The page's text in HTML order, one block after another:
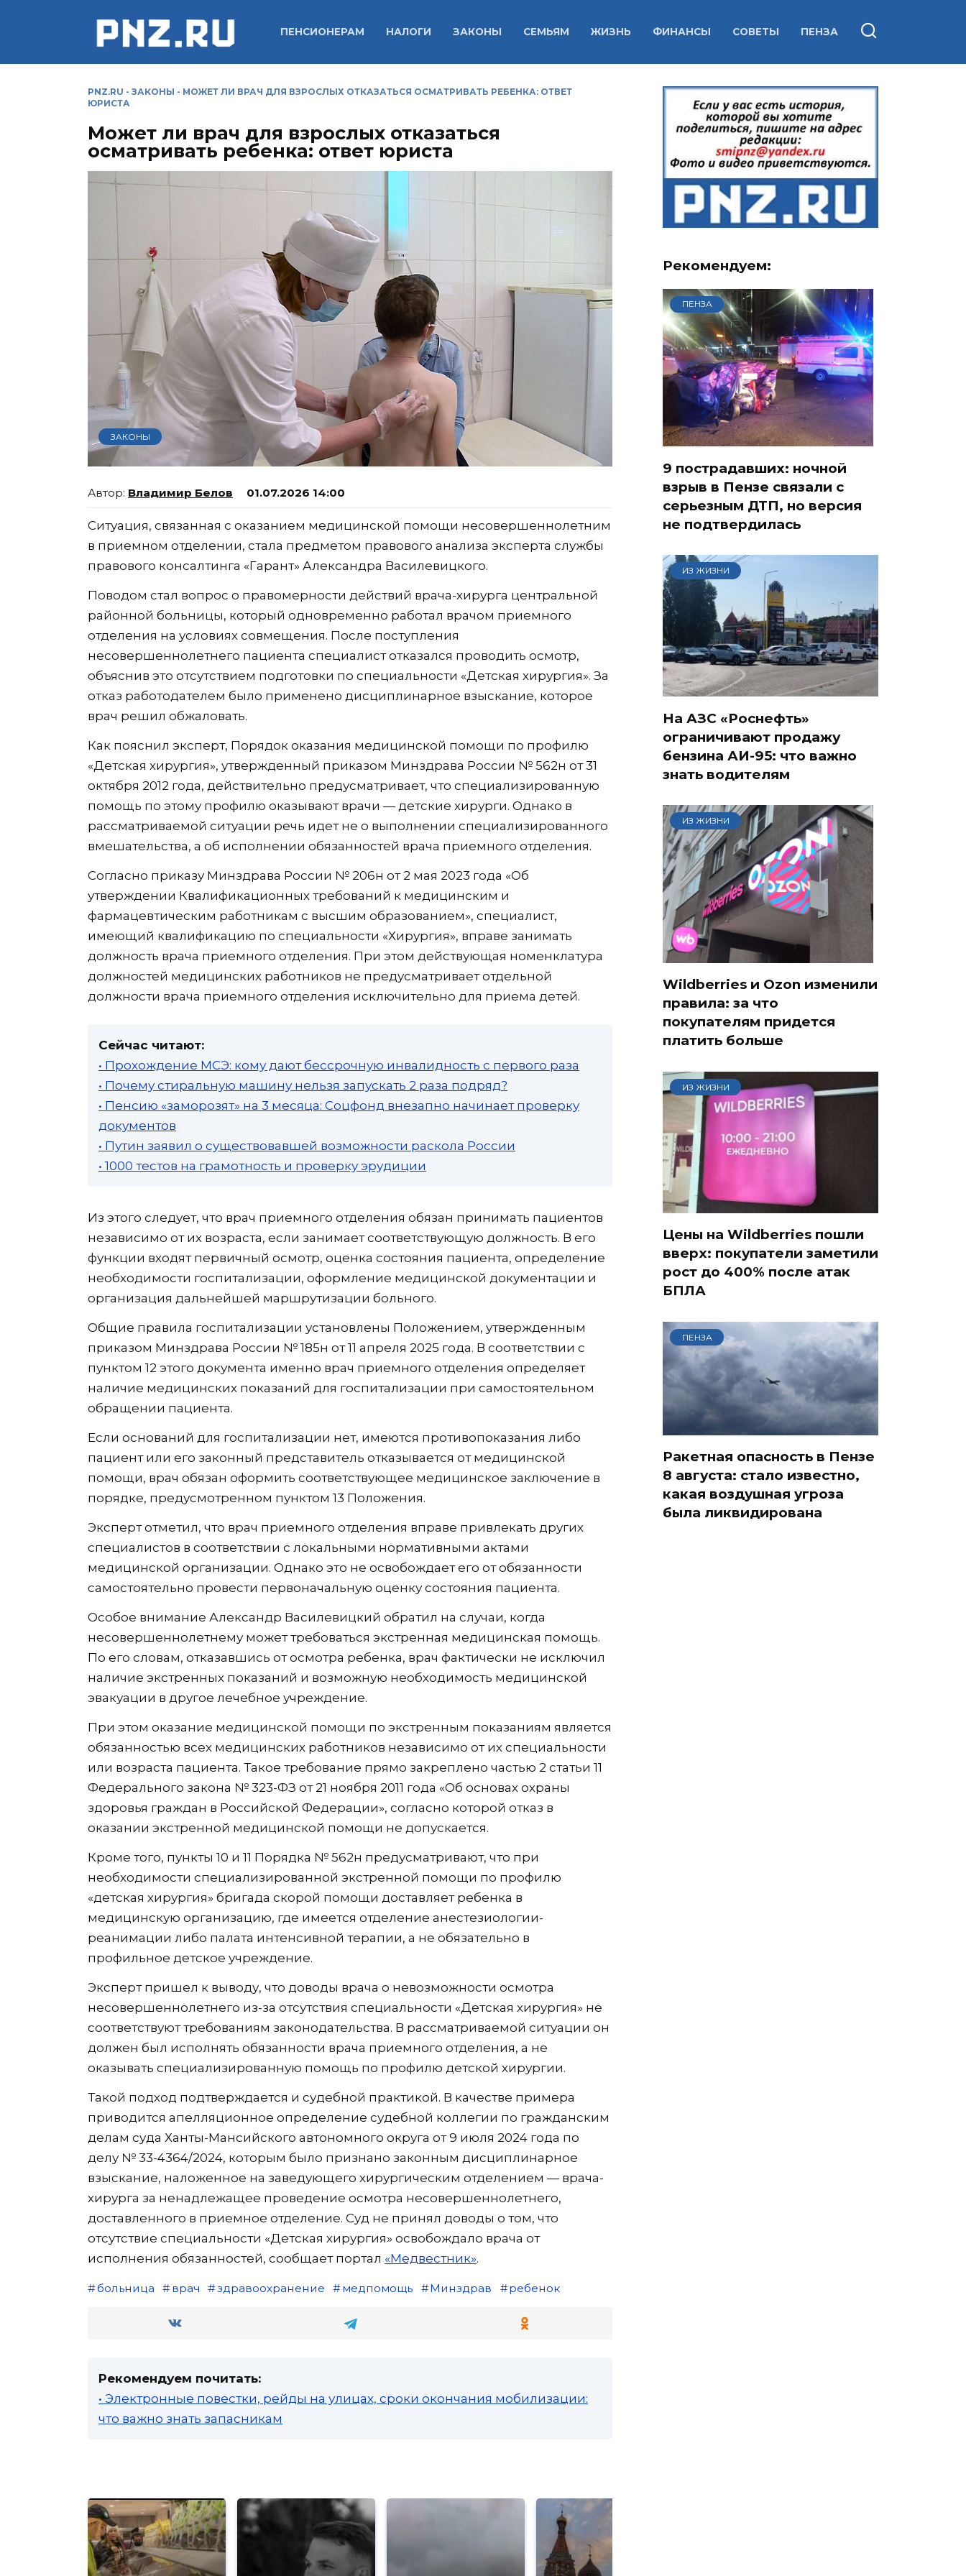
ПЕНСИОНЕРАМ НАЛОГИ ЗАКОНЫ СЕМЬЯМ ЖИЗНЬ ФИНАНСЫ СОВЕТЫ ПЕНЗА
PNZ.RU - ЗАКОНЫ - МОЖЕТ ЛИ ВРАЧ ДЛЯ ВЗРОСЛЫХ ОТКАЗАТЬСЯ ОСМАТРИВАТЬ РЕБЕНКА: ОТВЕТ
ЮРИСТА
Может ли врач для взрослых отказаться
осматривать ребенка: ответ юриста
ЗАКОНЫ
Владимир Белов 01.07.2026 14:00
Ситуация, связанная с оказанием медицинской помощи несовершеннолетним
в приемном отделении, стала предметом правового анализа эксперта службы
правового консалтинга «Гарант» Александра Василевицкого.
Поводом стал вопрос о правомерности действий врача-хирурга центральной
районной больницы, который одновременно работал врачом приемного
отделения на условиях совмещения. После поступления
несовершеннолетнего пациента специалист отказался проводить осмотр,
объяснив это отсутствием подготовки по специальности «Детская хирургия». За
отказ работодателем было применено дисциплинарное взыскание, которое
врач решил обжаловать.
Как пояснил эксперт, Порядок оказания медицинской помощи по профилю
«Детская хирургия», утвержденный приказом Минздрава России № 562н от 31
октября 2012 года, действительно предусматривает, что специализированную
помощь по этому профилю оказывают врачи — детские хирурги. Однако в
рассматриваемой ситуации речь идет не о выполнении специализированного
вмешательства, а об исполнении обязанностей врача приемного отделения.
Согласно приказу Минздрава России № 206н от 2 мая 2023 года «Об
утверждении Квалификационных требований к медицинским и
фармацевтическим работникам с высшим образованием», специалист,
имеющий квалификацию по специальности «Хирургия», вправе занимать
должность врача приемного отделения. При этом действующая номенклатура
должностей медицинских работников не предусматривает отдельной
должности врача приемного отделения исключительно для приема детей.
Сейчас читают:
• Прохождение МСЭ: кому дают бессрочную инвалидность с первого раза
• Почему стиральную машину нельзя запускать 2 раза подряд?
• Пенсию «заморозят» на 3 месяца: Соцфонд внезапно начинает проверку
документов
• Путин заявил о существовавшей возможности раскола России
• 1000 тестов на грамотность и проверку эрудиции
Из этого следует, что врач приемного отделения обязан принимать пациентов
независимо от их возраста, если занимает соответствующую должность. В его
функции входят первичный осмотр, оценка состояния пациента, определение
необходимости госпитализации, оформление медицинской документации и
организация дальнейшей маршрутизации больного.
Общие правила госпитализации установлены Положением, утвержденным
приказом Минздрава России № 185н от 11 апреля 2025 года. В соответствии с
пунктом 12 этого документа именно врач приемного отделения определяет
наличие медицинских показаний для госпитализации при самостоятельном
обращении пациента.
Если оснований для госпитализации нет, имеются противопоказания либо
пациент или его законный представитель отказывается от медицинской
помощи, врач обязан оформить соответствующее медицинское заключение в
порядке, предусмотренном пунктом 13 Положения.
Эксперт отметил, что врач приемного отделения вправе привлекать других
специалистов в соответствии с локальными нормативными актами
медицинской организации. Однако это не освобождает его от обязанности
самостоятельно провести первоначальную оценку состояния пациента.
Особое внимание Александр Василевицкий обратил на случаи, когда
несовершеннолетнему может требоваться экстренная медицинская помощь.
По его словам, отказавшись от осмотра ребенка, врач фактически не исключил
наличие экстренных показаний и возможную необходимость медицинской
эвакуации в другое лечебное учреждение.
При этом оказание медицинской помощи по экстренным показаниям является
обязанностью всех медицинских работников независимо от их специальности
или возраста пациента. Такое требование прямо закреплено частью 2 статьи 11
Федерального закона № 323-ФЗ от 21 ноября 2011 года «Об основах охраны
здоровья граждан в Российской Федерации», согласно которой отказ в
оказании экстренной медицинской помощи не допускается.
Кроме того, пункты 10 и 11 Порядка № 562н предусматривают, что при
необходимости специализированной экстренной помощи по профилю
«детская хирургия» бригада скорой помощи доставляет ребенка в
медицинскую организацию, где имеется отделение анестезиологии-
реанимации либо палата интенсивной терапии, а не обязательно в
профильное детское учреждение.
Эксперт пришел к выводу, что доводы врача о невозможности осмотра
несовершеннолетнего из-за отсутствия специальности «Детская хирургия» не
соответствуют требованиям законодательства. В рассматриваемой ситуации он
должен был исполнять обязанности врача приемного отделения, а не
оказывать специализированную помощь по профилю детской хирургии.
Такой подход подтверждается и судебной практикой. В качестве примера
приводится апелляционное определение судебной коллегии по гражданским
делам суда Ханты-Мансийского автономного округа от 9 июля 2024 года по
делу № 33-4364/2024, которым было признано законным дисциплинарное
взыскание, наложенное на заведующего хирургическим отделением — врача-
хирурга за ненадлежащее проведение осмотра несовершеннолетнего,
доставленного в приемное отделение. Суд не принял доводы о том, что
отсутствие специальности «Детская хирургия» освобождало врача от
исполнения обязанностей, сообщает портал «Медвестник».
больница врач здравоохранение медпомощь Минздрав ребенок
Рекомендуем почитать:
• Электронные повестки, рейды на улицах, сроки окончания мобилизации:
что важно знать запасникам
Рекомендуем:
ПЕНЗА
9 пострадавших: ночной
взрыв в Пензе связали с
серьезным ДТП, но версия
не подтвердилась
ИЗ ЖИЗНИ
На АЗС «Роснефть»
ограничивают продажу
бензина АИ-95: что важно
знать водителям
ИЗ ЖИЗНИ
Wildberries и Ozon изменили
правила: за что
покупателям придется
платить больше
ИЗ ЖИЗНИ
Цены на Wildberries пошли
вверх: покупатели заметили
рост до 400% после атак
БПЛА
ПЕНЗА
Ракетная опасность в Пензе
8 августа: стало известно,
какая воздушная угроза
была ликвидирована